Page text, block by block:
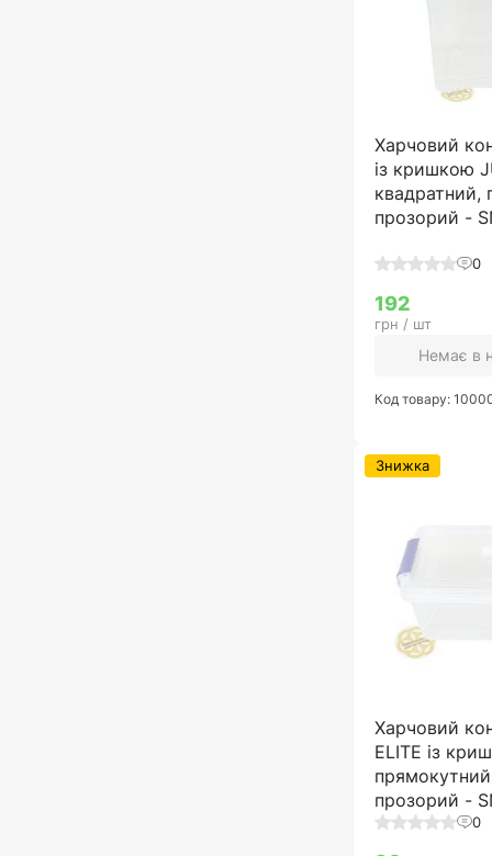
Харчовий
із кришкою
квадратний,
прозорий -
0
192
грн / шт
Немає в
Код товару:
Харчовий
ELITE із
прозорий -
0
Знижка